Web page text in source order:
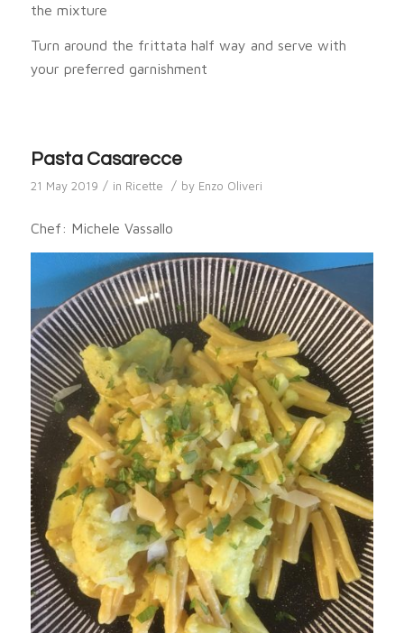
the mixture
Turn around the frittata half way and serve with
your preferred garnishment
Pasta Casarecce
21 May 2019 / in Ricette / by Enzo Oliveri
Chef: Michele Vassallo